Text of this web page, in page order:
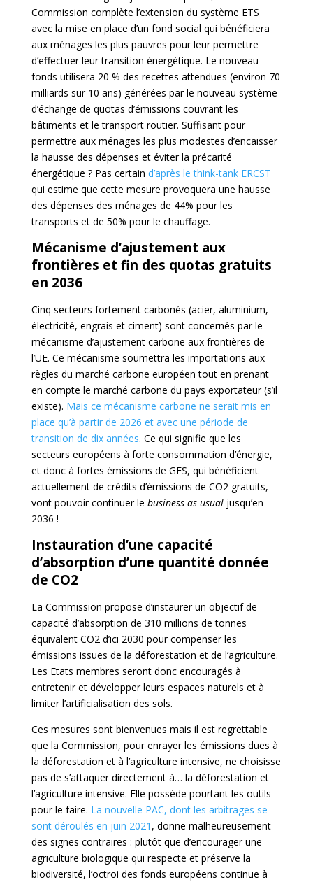
Commission complète l’extension du système ETS
avec la mise en place d’un fond social qui bénéficiera
aux ménages les plus pauvres pour leur permettre
d’effectuer leur transition énergétique. Le nouveau
fonds utilisera 20 % des recettes attendues (environ 70
milliards sur 10 ans) générées par le nouveau système
d’échange de quotas d’émissions couvrant les
bâtiments et le transport routier. Suffisant pour
permettre aux ménages les plus modestes d’encaisser
la hausse des dépenses et éviter la précarité
énergétique ? Pas certain d’après le think-tank ERCST
qui estime que cette mesure provoquera une hausse
des dépenses des ménages de 44% pour les
transports et de 50% pour le chauffage.
Mécanisme d’ajustement aux
frontières et fin des quotas gratuits
en 2036
Cinq secteurs fortement carbonés (acier, aluminium,
électricité, engrais et ciment) sont concernés par le
mécanisme d’ajustement carbone aux frontières de
l’UE. Ce mécanisme soumettra les importations aux
règles du marché carbone européen tout en prenant
en compte le marché carbone du pays exportateur (s’il
existe). Mais ce mécanisme carbone ne serait mis en
place qu’à partir de 2026 et avec une période de
transition de dix années. Ce qui signifie que les
secteurs européens à forte consommation d’énergie,
et donc à fortes émissions de GES, qui bénéficient
actuellement de crédits d’émissions de CO2 gratuits,
vont pouvoir continuer le business as usualjusqu’en
2036 !
Instauration d’une capacité
d’absorption d’une quantité donnée
de CO2
La Commission propose d’instaurer un objectif de
capacité d’absorption de 310 millions de tonnes
équivalent CO2 d’ici 2030 pour compenser les
émissions issues de la déforestation et de l’agriculture.
Les Etats membres seront donc encouragés à
entretenir et développer leurs espaces naturels et à
limiter l’artificialisation des sols.
Ces mesures sont bienvenues mais il est regrettable
que la Commission, pour enrayer les émissions dues à
la déforestation et à l’agriculture intensive, ne choisisse
pas de s’attaquer directement à… la déforestation et
l’agriculture intensive. Elle possède pourtant les outils
pour le faire. La nouvelle PAC, dont les arbitrages se
sont déroulés en juin 2021 , donne malheureusement
des signes contraires : plutôt que d’encourager une
agriculture biologique qui respecte et préserve la
biodiversité, l’octroi des fonds européens continue à